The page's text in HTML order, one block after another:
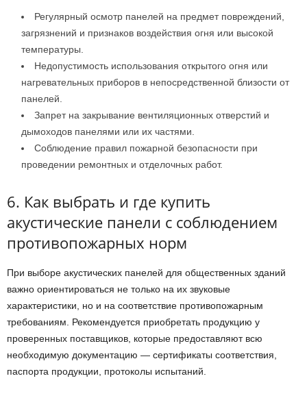
Регулярный осмотр панелей на предмет повреждений,
загрязнений и признаков воздействия огня или высокой
температуры.
Недопустимость использования открытого огня или
нагревательных приборов в непосредственной близости от
панелей.
Запрет на закрывание вентиляционных отверстий и
дымоходов панелями или их частями.
Соблюдение правил пожарной безопасности при
проведении ремонтных и отделочных работ.
6. Как выбрать и где купить
акустические панели с соблюдением
противопожарных норм
При выборе акустических панелей для общественных зданий
важно ориентироваться не только на их звуковые
характеристики, но и на соответствие противопожарным
требованиям. Рекомендуется приобретать продукцию у
проверенных поставщиков, которые предоставляют всю
необходимую документацию — сертификаты соответствия,
паспорта продукции, протоколы испытаний.